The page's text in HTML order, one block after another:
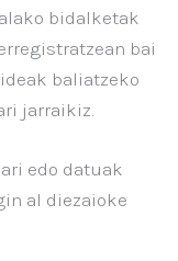
bidalketak
bai
baliatzeko
jarraikiz.
edo datuak
al diezaioke